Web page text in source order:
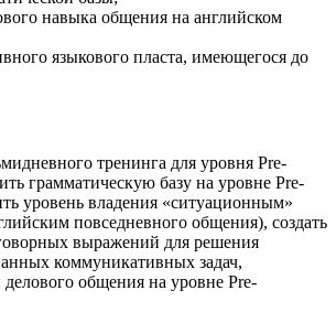
навыка общения на английском
языкового пласта, имеющегося до
тренинга для уровня Pre-
грамматическую базу на уровне Pre-
уровень владения «ситуационным»
повседневного общения), создать
выражений для решения
коммуникативных задач,
общения на уровне Pre-